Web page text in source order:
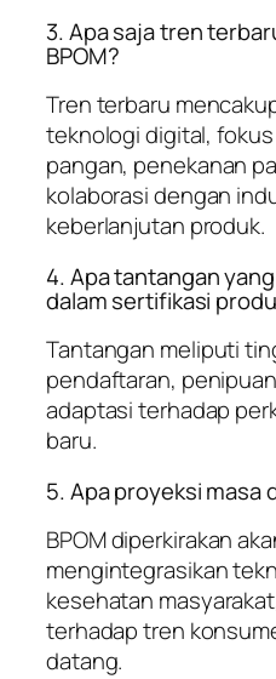
3. Apa saja tren
BPOM?
Tren terbaru
teknologi digital,
pangan, penekanan
kolaborasi dengan
keberlanjutan produk.
4. Apa tantangan
dalam sertifikasi
Tantangan meliputi
pendaftaran,
adaptasi terhadap
baru.
5. Apa proyeksi masa
BPOM diperkirakan
mengintegrasikan
kesehatan
terhadap tren
datang.